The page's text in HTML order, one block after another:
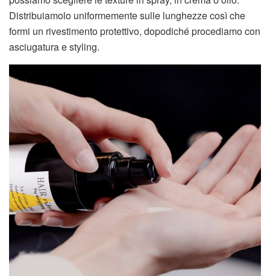
Distribuiamolo uniformemente sulle lunghezze così che
formi un rivestimento protettivo, dopodiché procediamo con
asciugatura e styling.